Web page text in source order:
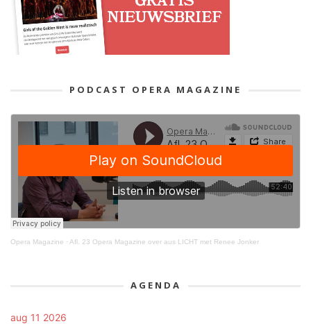
PODCAST OPERA MAGAZINE
Opera Magazine · Afl. 23 Opera Magazine over aus LICHT met Renee Jonker
AGENDA
aug 11 2026